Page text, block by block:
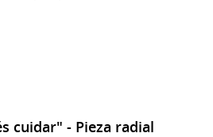
cuidar" - Pieza radial